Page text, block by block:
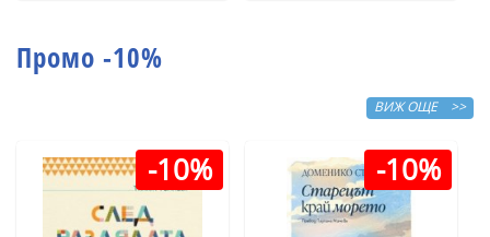
Промо -10%
ВИЖ ОЩЕ >>
-10% -10%